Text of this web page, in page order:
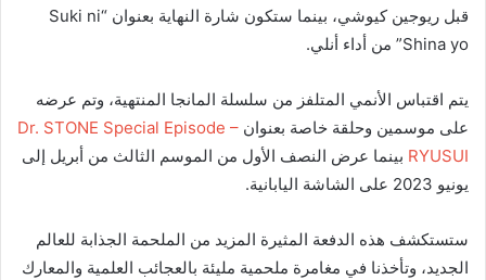
قبل ريوجين كيوشي، بينما ستكون شارة النهاية بعنوان “Suki ni
Shina yo” من أداء أنلي.
يتم اقتباس الأنمي المتلفز من سلسلة المانجا المنتهية، وتم عرضه
على موسمين وحلقة خاصة بعنوان Dr. STONE Special Episode –
RYUSUI بينما عرض النصف الأول من الموسم الثالث من أبريل إلى
يونيو 2023 على الشاشة اليابانية.
ستستكشف هذه الدفعة المثيرة المزيد من الملحمة الجذابة للعالم
الجديد، وتأخذنا في مغامرة ملحمية مليئة بالعجائب العلمية والمعارك